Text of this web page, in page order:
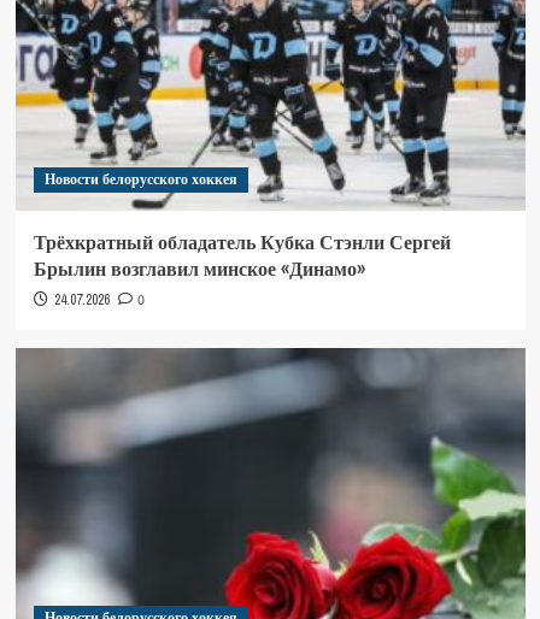
Новости белорусского хоккея
Трёхкратный обладатель Кубка Стэнли Сергей
Брылин возглавил минское «Динамо»
24.07.2026 0